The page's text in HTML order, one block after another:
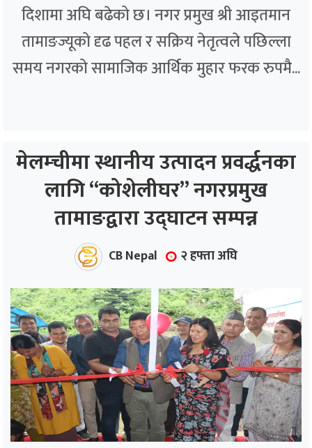
दिशामा अघि बढेको छ। नगर प्रमुख श्री आइतमान
तामाङज्यूको दृढ पहल र सक्रिय नेतृत्वले पछिल्ला
समय नगरको सामाजिक आर्थिक मुहार फरक रुपमै...
मेलम्चीमा स्थानीय उत्पादन प्रवर्द्धनका
लागि “कोशेलीघर” नगरप्रमुख
तामाङद्वारा उद्घाटन सम्पन्न
CB Nepal २ हफ्ता अघि